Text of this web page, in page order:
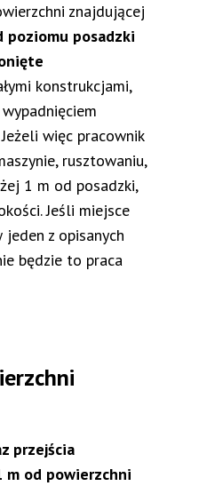
znajdującej
poziomu posadzki
konstrukcjami,
więc pracownik
rusztowaniu,
1 m od posadzki,
Jeśli miejsce
z opisanych
będzie to praca
przejścia
m od powierzchni